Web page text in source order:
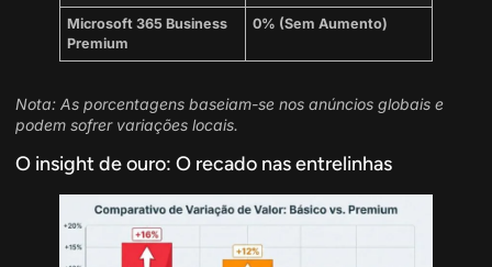
Microsoft 365 Business
Premium
0% (Sem Aumento)
Nota: As porcentagens baseiam-se nos anúncios globais e
podem sofrer variações locais.
O insight de ouro: O recado nas entrelinhas